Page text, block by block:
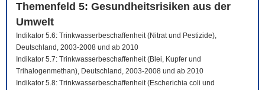
Themenfeld 5: Gesundheitsrisiken aus der
Umwelt
Indikator 5.6: Trinkwasserbeschaffenheit (Nitrat und Pestizide),
Deutschland, 2003-2008 und ab 2010
Indikator 5.7: Trinkwasserbeschaffenheit (Blei, Kupfer und
Trihalogenmethan), Deutschland, 2003-2008 und ab 2010
Indikator 5.8: Trinkwasserbeschaffenheit (Escherichia coli und